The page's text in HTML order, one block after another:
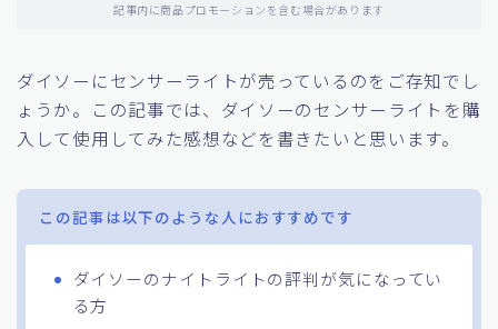
記事内に商品プロモーションを含む場合があります
ダイソーにセンサーライトが売っているのをご存知でし
ょうか。この記事では、ダイソーのセンサーライトを購
入して使用してみた感想などを書きたいと思います。
この記事は以下のような人におすすめです
ダイソーのナイトライトの評判が気になってい
る方